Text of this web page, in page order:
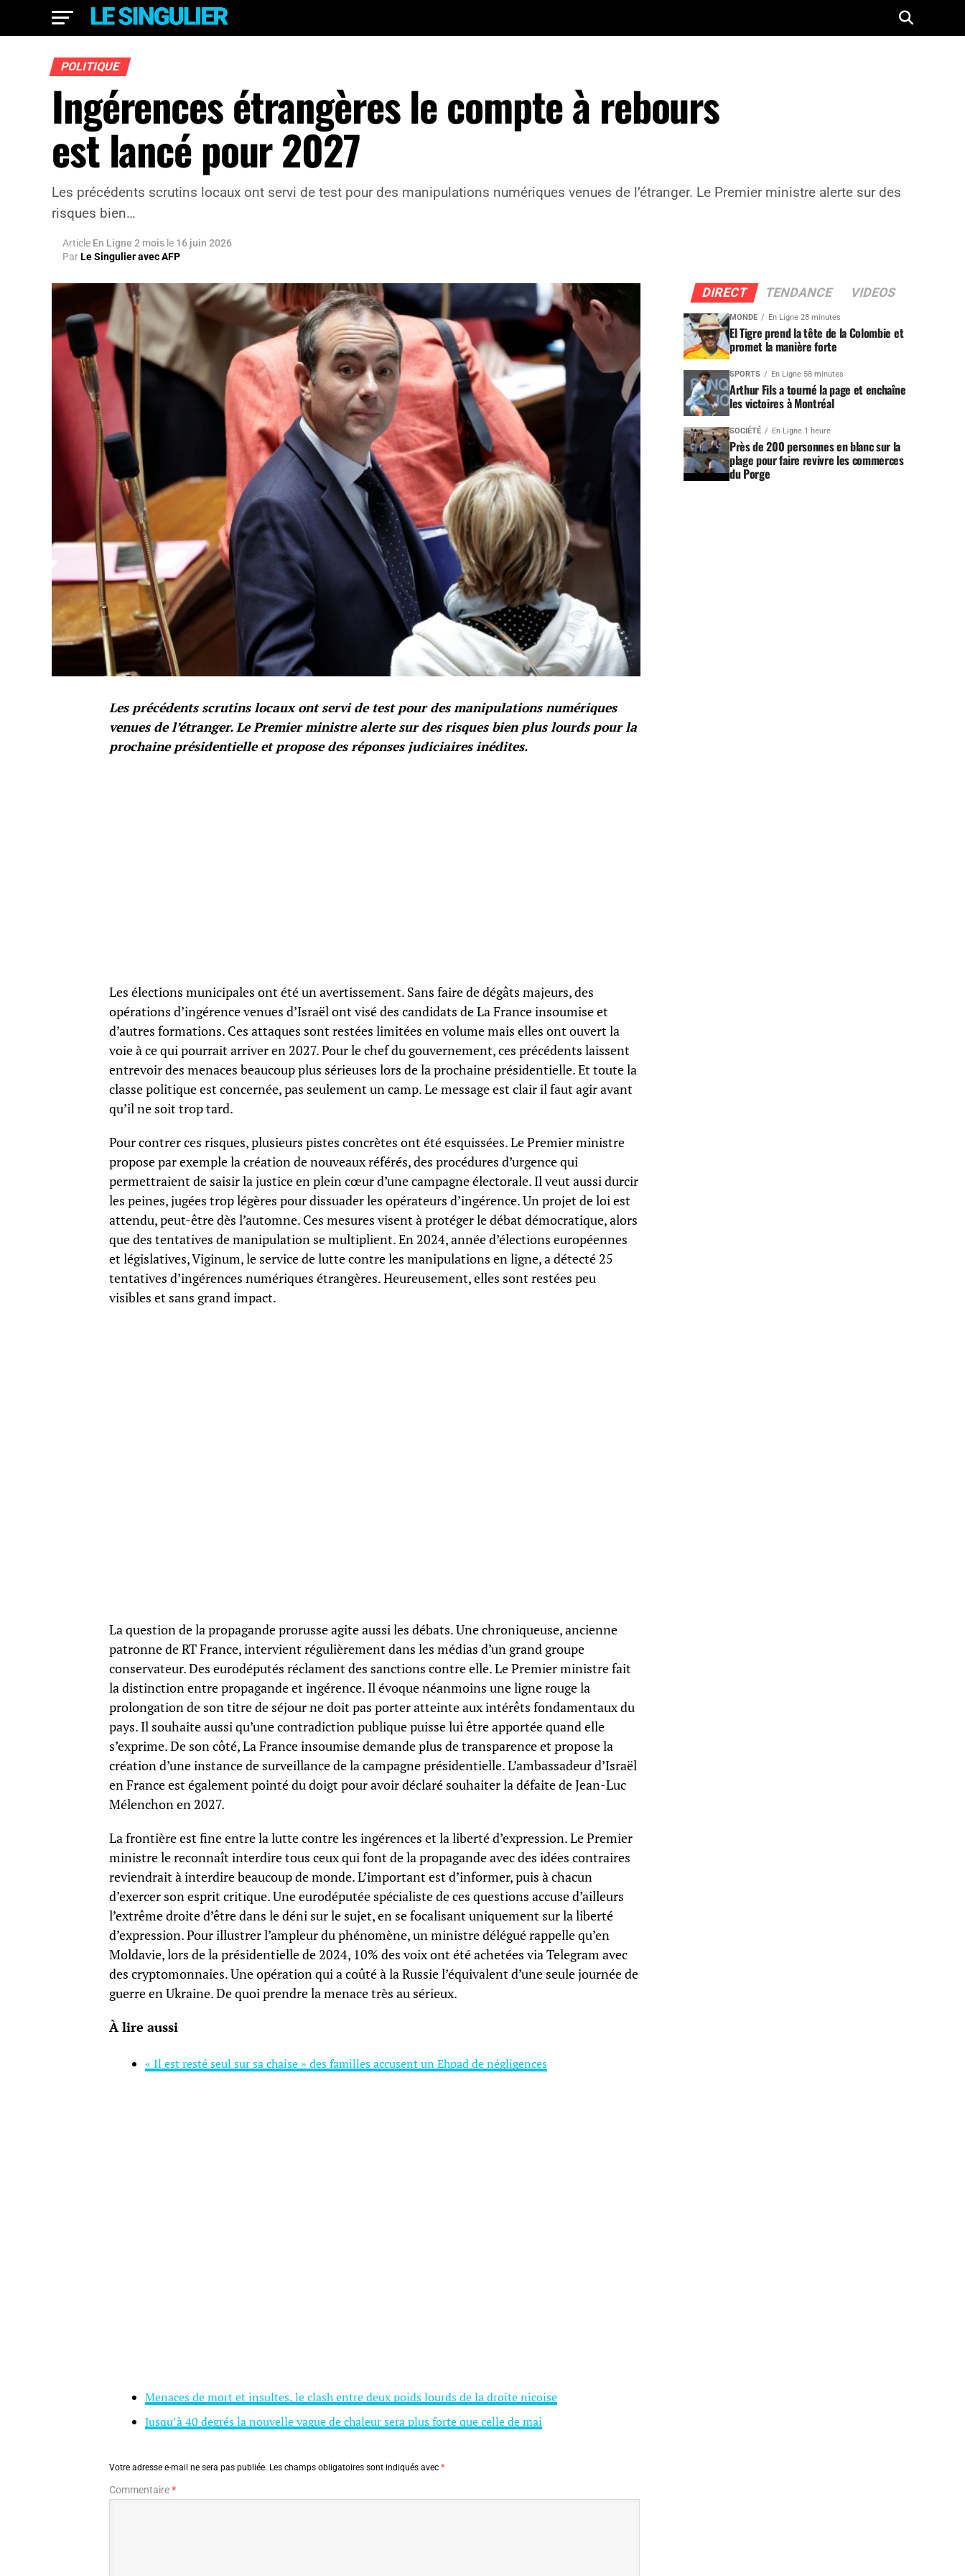
POLITIQUE
Ingérences étrangères le compte à rebours
est lancé pour 2027
Les précédents scrutins locaux ont servi de test pour des manipulations numériques venues de l’étranger. Le Premier ministre alerte sur des
risques bien…
Article En Ligne 2 mois le 16 juin 2026
ParLe Singulier avec AFP
Les précédents scrutins locaux ont servi de test pour des manipulations numériques
venues de l’étranger. Le Premier ministre alerte sur des risques bien plus lourds pour la
prochaine présidentielle et propose des réponses judiciaires inédites.
Les élections municipales ont été un avertissement. Sans faire de dégâts majeurs, des
opérations d’ingérence venues d’Israël ont visé des candidats de La France insoumise et
d’autres formations. Ces attaques sont restées limitées en volume mais elles ont ouvert la
voie à ce qui pourrait arriver en 2027. Pour le chef du gouvernement, ces précédents laissent
entrevoir des menaces beaucoup plus sérieuses lors de la prochaine présidentielle. Et toute la
classe politique est concernée, pas seulement un camp. Le message est clair il faut agir avant
qu’il ne soit trop tard.
Pour contrer ces risques, plusieurs pistes concrètes ont été esquissées. Le Premier ministre
propose par exemple la création de nouveaux référés, des procédures d’urgence qui
permettraient de saisir la justice en plein cœur d’une campagne électorale. Il veut aussi durcir
les peines, jugées trop légères pour dissuader les opérateurs d’ingérence. Un projet de loi est
attendu, peut-être dès l’automne. Ces mesures visent à protéger le débat démocratique, alors
que des tentatives de manipulation se multiplient. En 2024, année d’élections européennes
et législatives, Viginum, le service de lutte contre les manipulations en ligne, a détecté 25
tentatives d’ingérences numériques étrangères. Heureusement, elles sont restées peu
visibles et sans grand impact.
La question de la propagande prorusse agite aussi les débats. Une chroniqueuse, ancienne
patronne de RT France, intervient régulièrement dans les médias d’un grand groupe
conservateur. Des eurodéputés réclament des sanctions contre elle. Le Premier ministre fait
la distinction entre propagande et ingérence. Il évoque néanmoins une ligne rouge la
prolongation de son titre de séjour ne doit pas porter atteinte aux intérêts fondamentaux du
pays. Il souhaite aussi qu’une contradiction publique puisse lui être apportée quand elle
s’exprime. De son côté, La France insoumise demande plus de transparence et propose la
création d’une instance de surveillance de la campagne présidentielle. L’ambassadeur d’Israël
en France est également pointé du doigt pour avoir déclaré souhaiter la défaite de Jean-Luc
Mélenchon en 2027.
La frontière est fine entre la lutte contre les ingérences et la liberté d’expression. Le Premier
ministre le reconnaît interdire tous ceux qui font de la propagande avec des idées contraires
reviendrait à interdire beaucoup de monde. L’important est d’informer, puis à chacun
d’exercer son esprit critique. Une eurodéputée spécialiste de ces questions accuse d’ailleurs
l’extrême droite d’être dans le déni sur le sujet, en se focalisant uniquement sur la liberté
d’expression. Pour illustrer l’ampleur du phénomène, un ministre délégué rappelle qu’en
Moldavie, lors de la présidentielle de 2024, 10% des voix ont été achetées via Telegram avec
des cryptomonnaies. Une opération qui a coûté à la Russie l’équivalent d’une seule journée de
guerre en Ukraine. De quoi prendre la menace très au sérieux.
À lire aussi
« Il est resté seul sur sa chaise » des familles accusent un Ehpad de négligences
Menaces de mort et insultes, le clash entre deux poids lourds de la droite niçoise
Jusqu’à 40 degrés la nouvelle vague de chaleur sera plus forte que celle de mai
Votre adresse e-mail ne sera pas publiée. Les champs obligatoires sont indiqués avec *
Commentaire*
DIRECT TENDANCE VIDEOS
MONDE En Ligne 28 minutes
El Tigre prend la tête de la Colombie et
promet la manière forte
SPORTS En Ligne 58 minutes
Arthur Fils a tourné la page et enchaîne
les victoires à Montréal
SOCIÉTÉ En Ligne 1 heure
Près de 200 personnes en blanc sur la
plage pour faire revivre les commerces
du Porge